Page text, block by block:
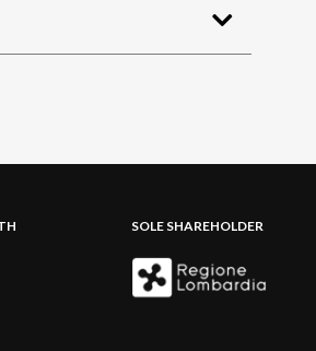
SOLE SHAREHOLDER